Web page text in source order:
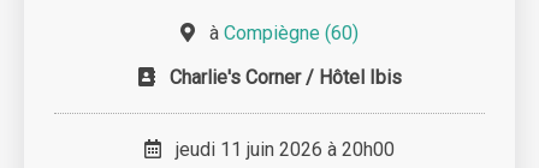
à Compiègne (60)
Charlie's Corner / Hôtel Ibis
jeudi 11 juin 2026 à 20h00